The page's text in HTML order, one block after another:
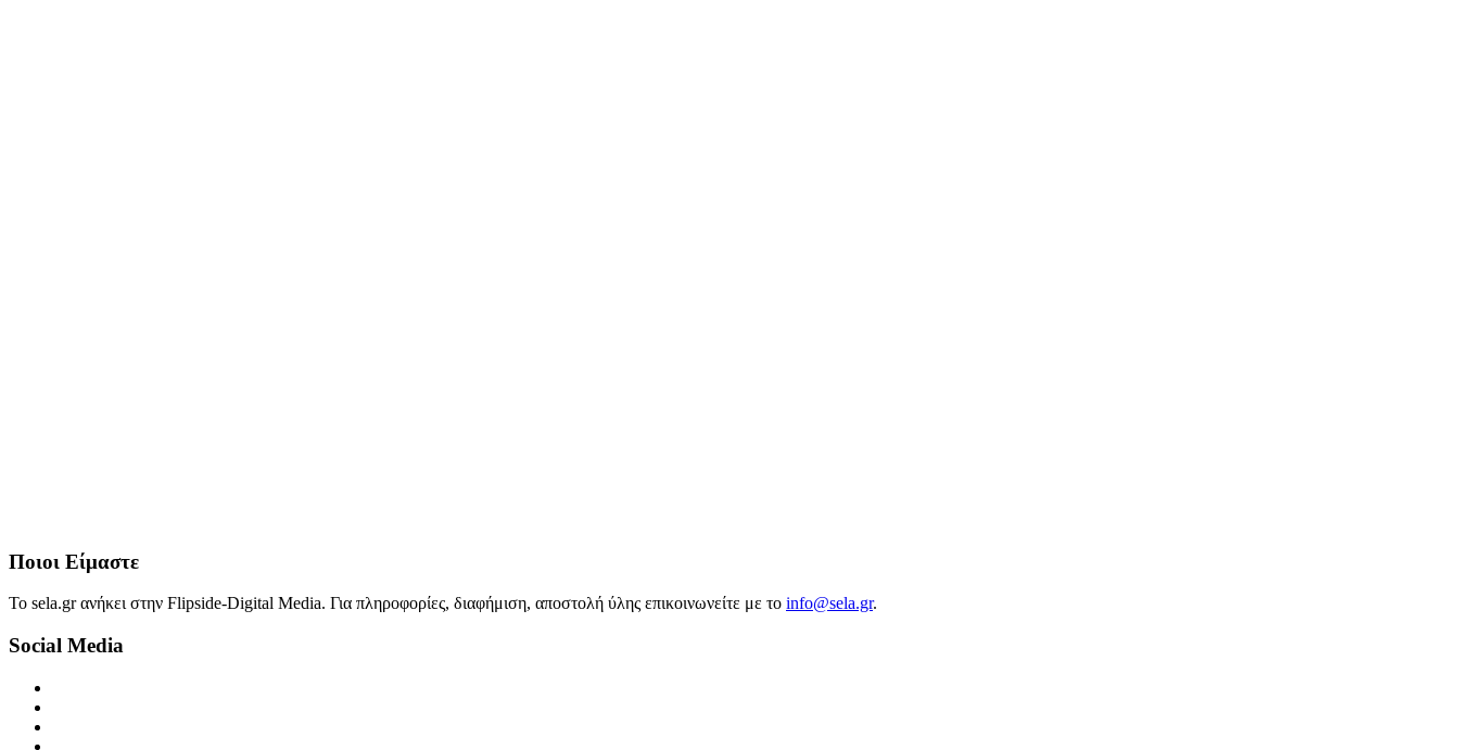
Ποιοι Είμαστε
Το sela.gr ανήκει στην Flipside-Digital Media. Για πληροφορίες, διαφήμιση, αποστολή ύλης επικοινωνείτε με το info@sela.gr.
Social Media